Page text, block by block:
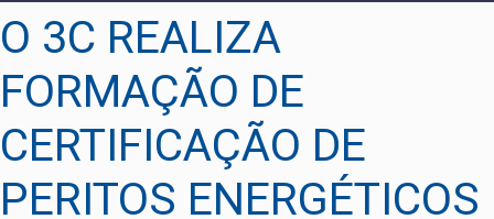
O 3C REALIZA
FORMAÇÃO DE
CERTIFICAÇÃO DE
PERITOS ENERGÉTICOS